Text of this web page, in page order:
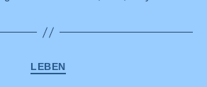
Kategorien
LEBEN